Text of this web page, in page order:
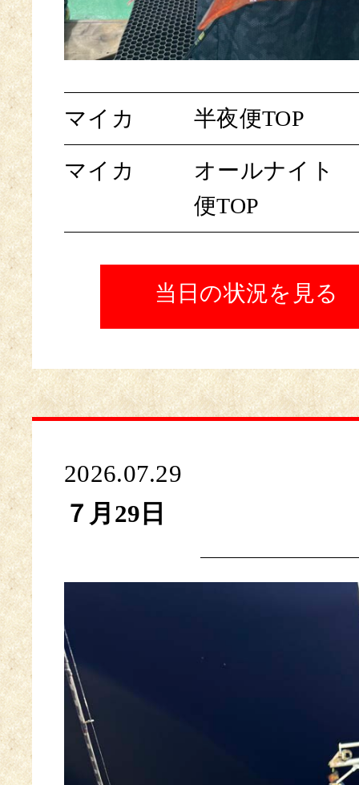
マイカ 半夜便TOP
マイカ
オールナイト
便TOP
当日の状況を見る
2026.07.29
７月29日